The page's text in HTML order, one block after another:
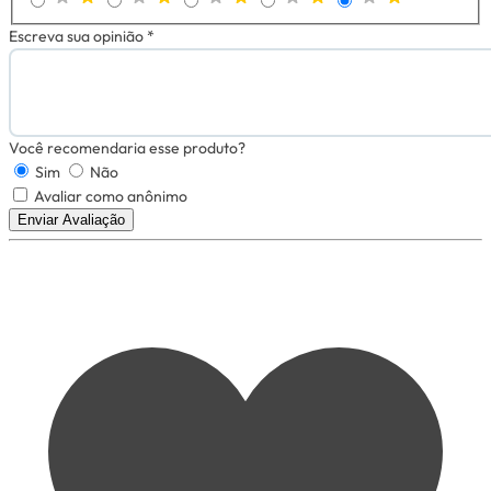
Escreva sua opinião *
Você recomendaria esse produto?
Sim
Não
Avaliar como anônimo
Enviar Avaliação